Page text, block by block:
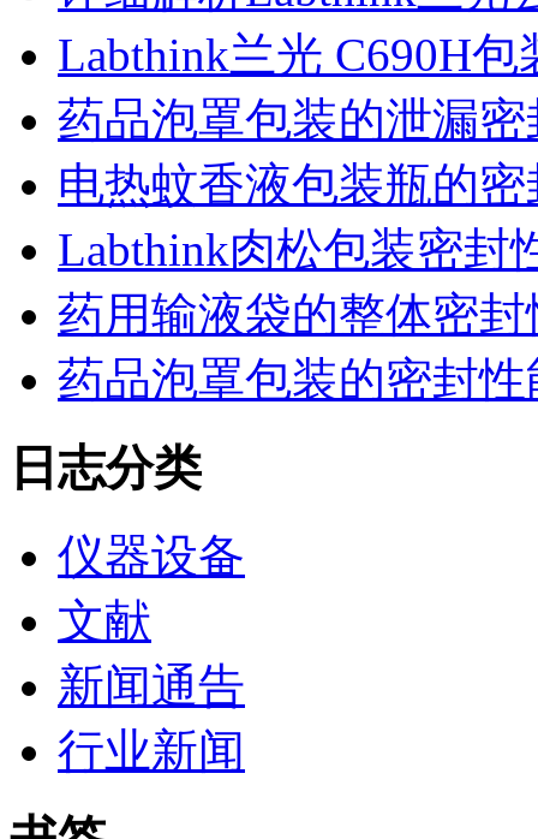
Labthink兰光 C690H
药品泡罩包装的泄漏
电热蚊香液包装瓶的
Labthink肉松包装密封
药用输液袋的整体密
药品泡罩包装的密封
日志分类
仪器设备
文献
新闻通告
行业新闻